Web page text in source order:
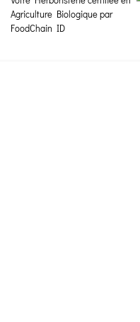
Agriculture Biologique par
FoodChain ID